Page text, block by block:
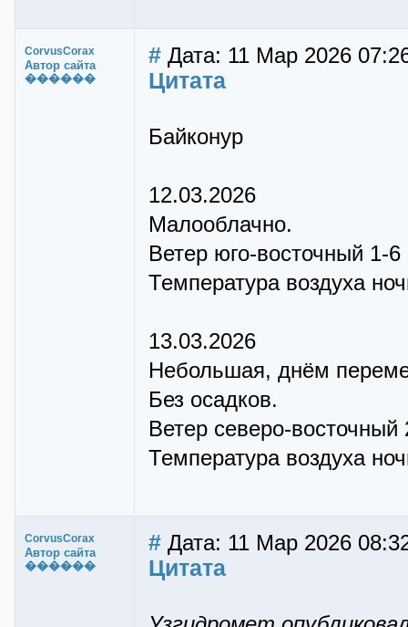
CorvusCorax
Автор сайта
������
# Дата: 11 Мар 2026
Цитата
Байконур
12.03.2026
Малооблачно.
Ветер юго-восточный 1-
Температура воздуха
13.03.2026
Небольшая, днём
Без осадков.
Ветер северо-восточный
Температура воздуха
CorvusCorax
Автор сайта
������
# Дата: 11 Мар 2026
Цитата